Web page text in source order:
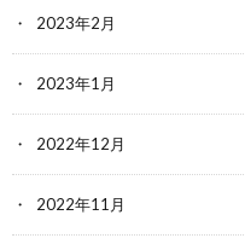
2023年2月
2023年1月
2022年12月
2022年11月